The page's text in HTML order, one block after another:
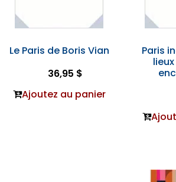
Le Paris de Boris Vian
36,95 $
Ajoutez au panier
Paris